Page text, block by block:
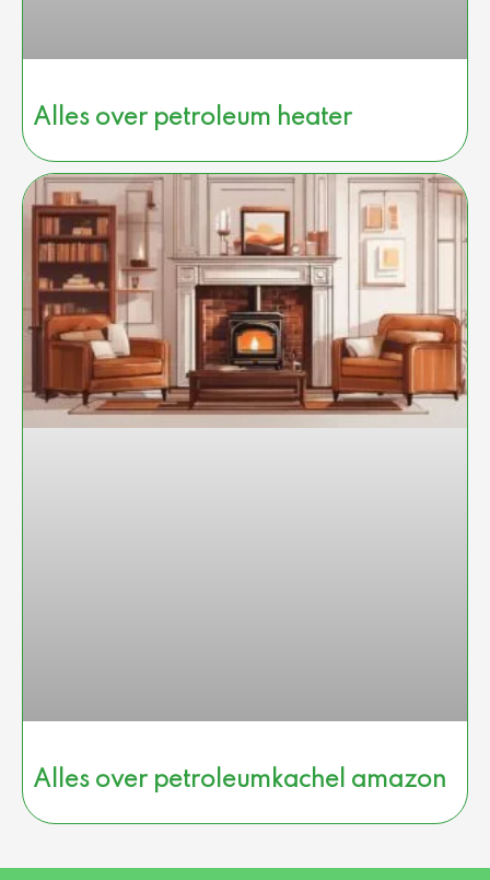
Alles over petroleum heater
Alles over petroleumkachel amazon